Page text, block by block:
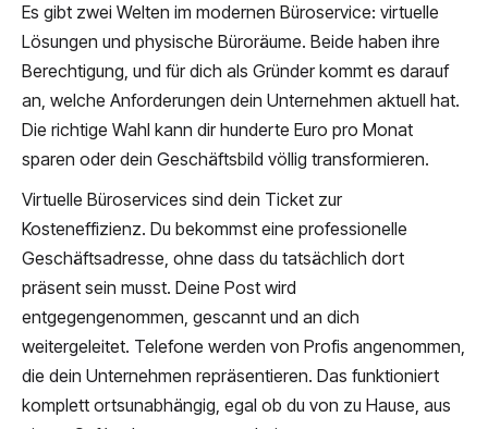
Es gibt zwei Welten im modernen Büroservice: virtuelle
Lösungen und physische Büroräume. Beide haben ihre
Berechtigung, und für dich als Gründer kommt es darauf
an, welche Anforderungen dein Unternehmen aktuell hat.
Die richtige Wahl kann dir hunderte Euro pro Monat
sparen oder dein Geschäftsbild völlig transformieren.
Virtuelle Büroservices sind dein Ticket zur
Kosteneffizienz. Du bekommst eine professionelle
Geschäftsadresse, ohne dass du tatsächlich dort
präsent sein musst. Deine Post wird
entgegengenommen, gescannt und an dich
weitergeleitet. Telefone werden von Profis angenommen,
die dein Unternehmen repräsentieren. Das funktioniert
komplett ortsunabhängig, egal ob du von zu Hause, aus